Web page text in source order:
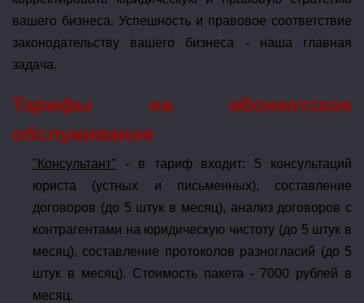
вашего бизнеса. Успешность и правовое соответствие
законодательству вашего бизнеса - наша главная
задача.
Тарифы на абонентское
обслуживание
"Консультант" - в тариф входит: 5 консультаций
юриста (устных и письменных), составление
договоров (до 5 штук в месяц), анализ договоров с
контрагентами на юридическую чистоту (до 5 штук в
месяц), составление протоколов разногласий (до 5
штук в месяц). Стоимость пакета - 7000 рублей в
месяц.